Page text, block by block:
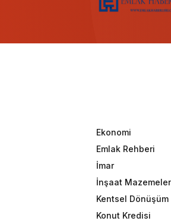
Ekonomi
Emlak Rehberi
İmar
İnşaat
Kentsel Dönüşüm
Konut Kredisi